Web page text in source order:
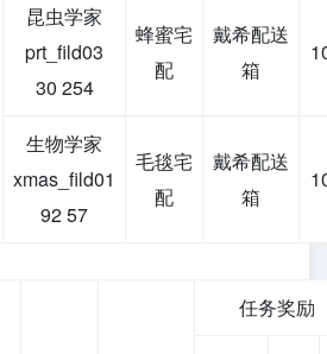
昆虫学家
prt_fild03
30 254
蜂蜜宅
配
戴希配送
箱
生物学家
xmas_fild01
92 57
毛毯宅
配
戴希配送
箱
任务奖励